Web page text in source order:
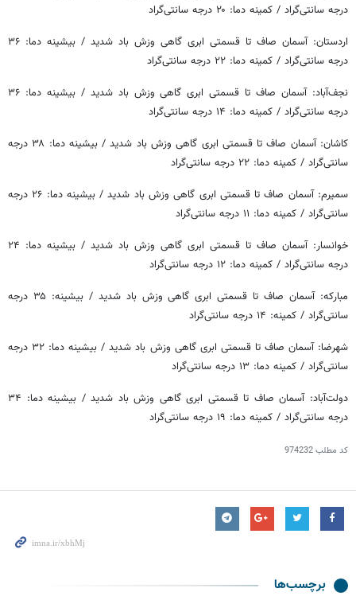
درجه سانتی‌گراد / کمینه دما: ۲۰ درجه سانتی‌گراد
اردستان: آسمان صاف تا قسمتی ابری گاهی وزش باد شدید / بیشینه دما: ۳۶
درجه سانتی‌گراد / کمینه دما: ۲۲ درجه سانتی‌گراد
نجف‌آباد: آسمان صاف تا قسمتی ابری گاهی وزش باد شدید / بیشینه دما: ۳۶
درجه سانتی‌گراد / کمینه دما: ۱۴ درجه سانتی‌گراد
کاشان: آسمان صاف تا قسمتی ابری گاهی وزش باد شدید / بیشینه دما: ۳۸ درجه
سانتی‌گراد / کمینه دما: ۲۲ درجه سانتی‌گراد
سمیرم: آسمان صاف تا قسمتی ابری گاهی وزش باد شدید / بیشینه دما: ۲۶ درجه
سانتی‌گراد / کمینه دما: ۱۱ درجه سانتی‌گراد
خوانسار: آسمان صاف تا قسمتی ابری گاهی وزش باد شدید / بیشینه دما: ۲۴
درجه سانتی‌گراد / کمینه دما: ۱۲ درجه سانتی‌گراد
مبارکه: آسمان صاف تا قسمتی ابری گاهی وزش باد شدید / بیشینه: ۳۵ درجه
سانتی‌گراد / کمینه: ۱۴ درجه سانتی‌گراد
شهرضا: آسمان صاف تا قسمتی ابری گاهی وزش باد شدید / بیشینه دما: ۳۲ درجه
سانتی‌گراد / کمینه دما: ۱۳ درجه سانتی‌گراد
دولت‌آباد: آسمان صاف تا قسمتی ابری گاهی وزش باد شدید / بیشینه دما: ۳۴
درجه سانتی‌گراد / کمینه دما: ۱۹ درجه سانتی‌گراد
کد مطلب974232
برچسب‌ها